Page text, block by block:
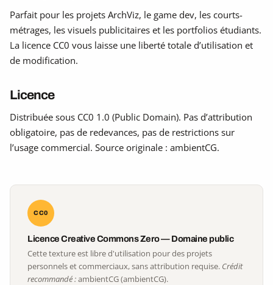
Parfait pour les projets ArchViz, le game dev, les courts-
métrages, les visuels publicitaires et les portfolios étudiants.
La licence CC0 vous laisse une liberté totale d’utilisation et
de modification.
Licence
Distribuée sous CC0 1.0 (Public Domain). Pas d’attribution
obligatoire, pas de redevances, pas de restrictions sur
l’usage commercial. Source originale : ambientCG.
CC0
Licence Creative Commons Zero — Domaine public
Cette texture est libre d'utilisation pour des projets
personnels et commerciaux, sans attribution requise. Crédit
recommandé :ambientCG (ambientCG).